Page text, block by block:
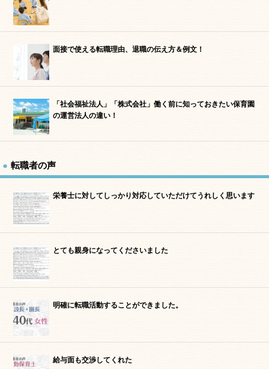
面接で使える転職理由、退職の伝え方＆例文！
「社会福祉法人」「株式会社」働く前に知っておきたい保育園
の運営法人の違い！
転職者の声
栄養士に対してしっかり対応していただけてうれしく思います
とても親身になってくださいました
明確に転職活動することができました。
給与面も交渉してくれた